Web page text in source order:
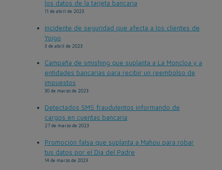
los datos de la tarjeta bancaria
11 de abril de 2023
Incidente de seguridad que afecta a los clientes de
Yoigo
3 de abril de 2023
Campaña de smishing que suplanta a La Moncloa y a
entidades bancarias para recibir un reembolso de
impuestos
30 de marzo de 2023
Detectados SMS fraudulentos informando de
cargos en cuentas bancaria
27 de marzo de 2023
Promoción falsa que suplanta a Mahou para robar
tus datos por el Día del Padre
14 de marzo de 2023